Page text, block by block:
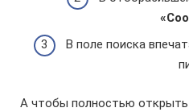
В поле поиска
А чтобы полностью открыть